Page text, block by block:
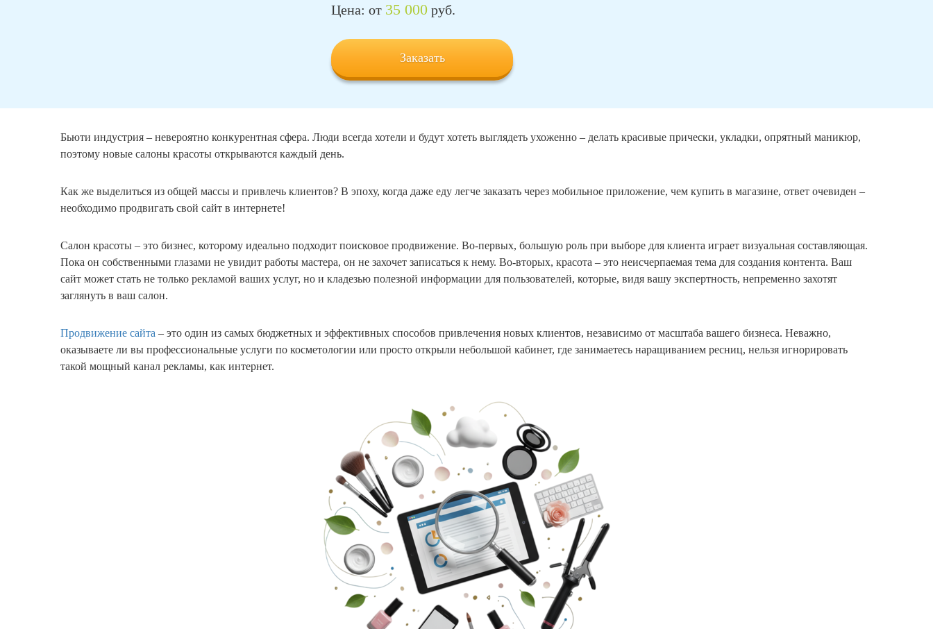
Цена: от 35 000 руб.
Заказать
Бьюти индустрия – невероятно конкурентная сфера. Люди всегда хотели и будут хотеть выглядеть ухоженно – делать красивые прически, укладки, опрятный маникюр,
поэтому новые салоны красоты открываются каждый день.
Как же выделиться из общей массы и привлечь клиентов? В эпоху, когда даже еду легче заказать через мобильное приложение, чем купить в магазине, ответ очевиден –
необходимо продвигать свой сайт в интернете!
Салон красоты – это бизнес, которому идеально подходит поисковое продвижение. Во-первых, большую роль при выборе для клиента играет визуальная составляющая.
Пока он собственными глазами не увидит работы мастера, он не захочет записаться к нему. Во-вторых, красота – это неисчерпаемая тема для создания контента. Ваш
сайт может стать не только рекламой ваших услуг, но и кладезью полезной информации для пользователей, которые, видя вашу экспертность, непременно захотят
заглянуть в ваш салон.
Продвижение сайта – это один из самых бюджетных и эффективных способов привлечения новых клиентов, независимо от масштаба вашего бизнеса. Неважно,
оказываете ли вы профессиональные услуги по косметологии или просто открыли небольшой кабинет, где занимаетесь наращиванием ресниц, нельзя игнорировать
такой мощный канал рекламы, как интернет.